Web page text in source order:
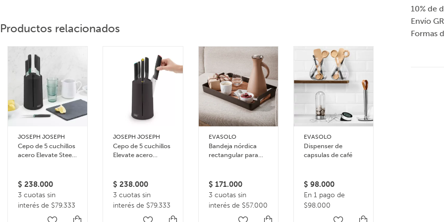
Productos relacionados
JOSEPH JOSEPH
Cepo de 5 cuchillos
acero Elevate Steel
$ 238.000
3 cuotas sin
interés de $79.333
JOSEPH JOSEPH
Cepo de 5 cuchillos
Elevate acero
$ 238.000
3 cuotas sin
interés de $79.333
EVASOLO
Bandeja nórdica
rectangular para
$ 171.000
3 cuotas sin
interés de $57.000
EVASOLO
Dispenser de
capsulas de café
$ 98.000
En 1 pago de
$98.000
10% de
Envío
Formas